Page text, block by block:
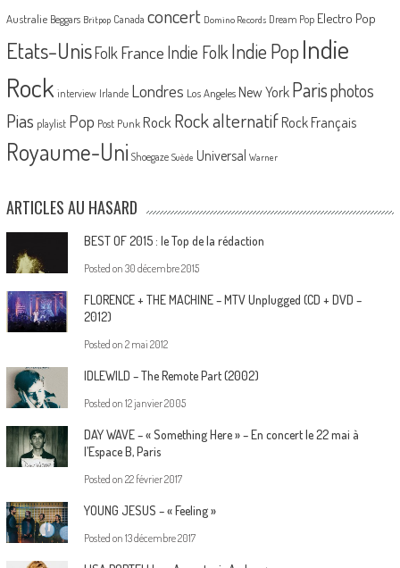
Australie Beggars Britpop Canada concert Domino Records Dream Pop Electro Pop
Etats-UnisFolk France Indie FolkIndie PopIndie
Rock interview Irlande Londres Los Angeles New York Parisphotos
Pias playlist Pop Post Punk Rock Rock alternatif Rock Français
Royaume-Uni Shoegaze Suède Universal Warner
ARTICLES AU HASARD
BEST OF 2015 : le Top de la rédaction
Posted on 30 décembre 2015
FLORENCE + THE MACHINE – MTV Unplugged (CD + DVD –
2012)
Posted on 2 mai 2012
IDLEWILD – The Remote Part (2002)
Posted on 12 janvier 2005
DAY WAVE – « Something Here » – En concert le 22 mai à
l’Espace B, Paris
Posted on 22 février 2017
YOUNG JESUS – « Feeling »
Posted on 13 décembre 2017